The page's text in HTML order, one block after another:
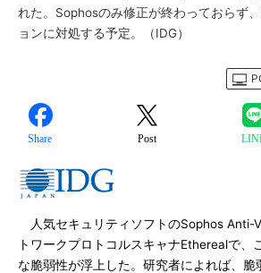
れた。Sophosのみ修正が終わっておらず
ョンに対処する予定。（IDG）
Share Post
人気セキュリティソフトのSophos Anti-
トワークプロトコルスキャナEtherealで、
な脆弱性が浮上した。研究者によれば、脆